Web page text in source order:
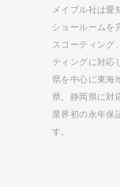
メイプル社は愛
ショールームを
スコーティング
ティングに対応
県を中心に東海
県、静岡県に対
業界初の永年保
す。